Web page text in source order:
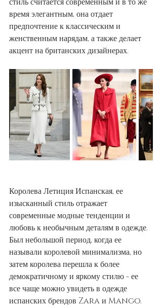
время элегантным, она отдает
предпочтение к классическим и
женственным нарядам, а также делает
акцент на британских дизайнерах.
Королева Летиция Испанская, ее
изысканный стиль отражает
современные модные тенденции и
любовь к необычным деталям в одежде.
Был небольшой период, когда ее
называли королевой минимализма, но
затем королева перешла к более
демократичному и яркому стилю - ее
все чаще можно увидеть в одежде
испанских брендов Zara и Mango.